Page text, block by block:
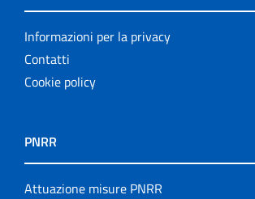
Informazioni per la privacy
Contatti
Cookie policy
PNRR
Attuazione misure PNRR